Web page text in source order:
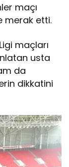
maçı
merak etti.
maçları
usta
da
dikkatini